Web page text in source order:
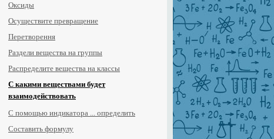
Оксиды
Осуществите превращение
Перетворення
Раздели вещества на группы
Распределите вещества на классы
С какими веществами будет
взаимодействовать
С помощью индикатора ... определить
Составить формулу